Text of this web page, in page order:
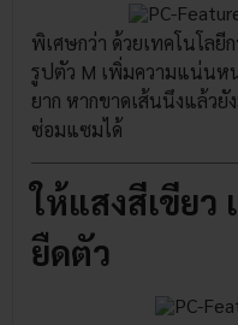
พิเศษกว่า ด้วยเทคโนโล
รูปตัว M เพิ่มความแน่นห
ยาก หากขาดเส้นนึงแล้วยั
ซ่อมแซมได้
ให้แสงสีเขียว
ยืดตัว